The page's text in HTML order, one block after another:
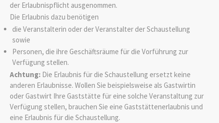
der Erlaubnispflicht ausgenommen.
Die Erlaubnis dazu benötigen
die Veranstalterin oder der Veranstalter der Schaustellung
sowie
Personen, die ihre Geschäftsräume für die Vorführung zur
Verfügung stellen.
Achtung: Die Erlaubnis für die Schaustellung ersetzt keine
anderen Erlaubnisse. Wollen Sie beispielsweise als Gastwirtin
oder Gastwirt Ihre Gaststätte für eine solche Veranstaltung zur
Verfügung stellen, brauchen Sie eine Gaststättenerlaubnis und
eine Erlaubnis für die Schaustellung.